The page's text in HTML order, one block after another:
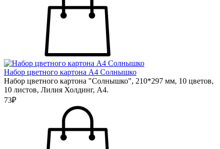
Набор цветного картона А4 Солнышко
Набор цветного картона "Солнышко", 210*297 мм, 10 цветов,
10 листов, Лилия Холдинг, А4.
73₽